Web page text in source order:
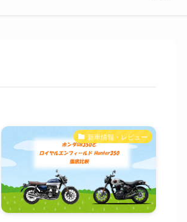
新車情報・レビュー